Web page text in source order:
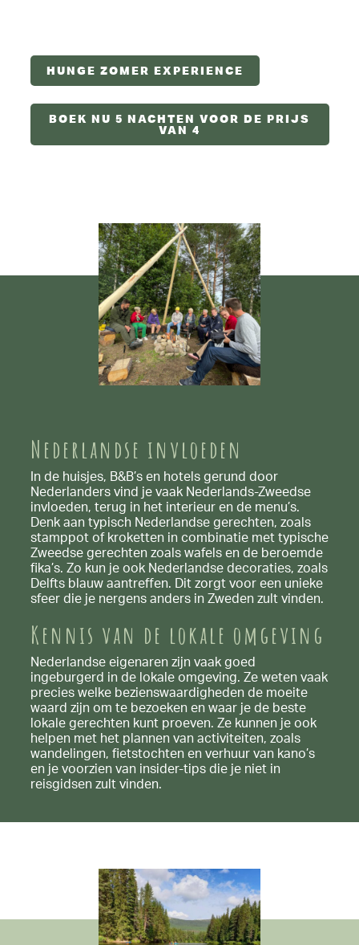
HUNGE ZOMER EXPERIENCE
BOEK NU 5 NACHTEN VOOR DE PRIJS
VAN 4
Nederlandse invloeden
In de huisjes, B&B’s en hotels gerund door
Nederlanders vind je vaak Nederlands-Zweedse
invloeden, terug in het interieur en de menu’s.
Denk aan typisch Nederlandse gerechten, zoals
stamppot of kroketten in combinatie met typische
Zweedse gerechten zoals wafels en de beroemde
fika’s. Zo kun je ook Nederlandse decoraties, zoals
Delfts blauw aantreffen. Dit zorgt voor een unieke
sfeer die je nergens anders in Zweden zult vinden.
Kennis van de lokale omgeving
Nederlandse eigenaren zijn vaak goed
ingeburgerd in de lokale omgeving. Ze weten vaak
precies welke bezienswaardigheden de moeite
waard zijn om te bezoeken en waar je de beste
lokale gerechten kunt proeven. Ze kunnen je ook
helpen met het plannen van activiteiten, zoals
wandelingen, fietstochten en verhuur van kano’s
en je voorzien van insider-tips die je niet in
reisgidsen zult vinden.